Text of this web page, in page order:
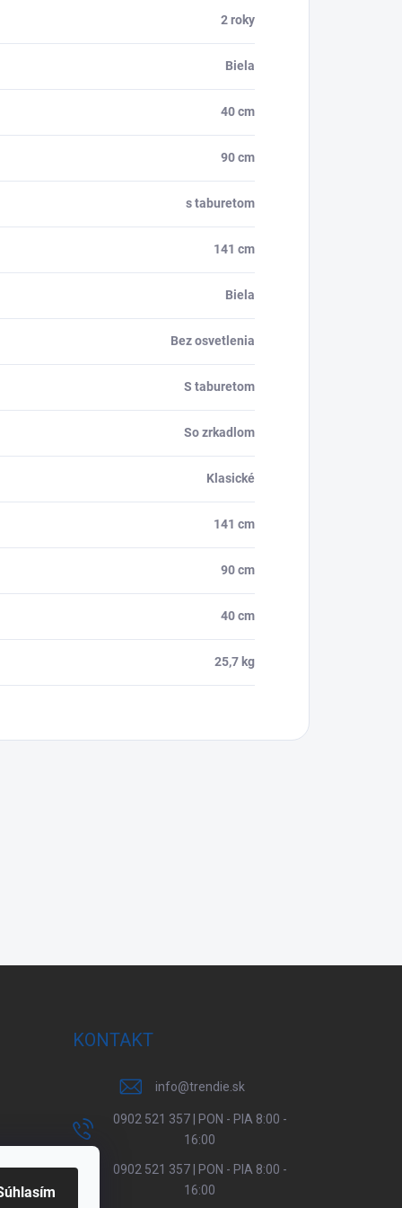
2 roky
Biela
40 cm
90 cm
s taburetom
141 cm
Biela
Bez osvetlenia
S taburetom
So zrkadlom
Klasické
141 cm
90 cm
40 cm
25,7 kg
KONTAKT
info@trendie.sk
0902 521 357 | PON - PIA 8:00 -
16:00
0902 521 357 | PON - PIA 8:00 -
16:00